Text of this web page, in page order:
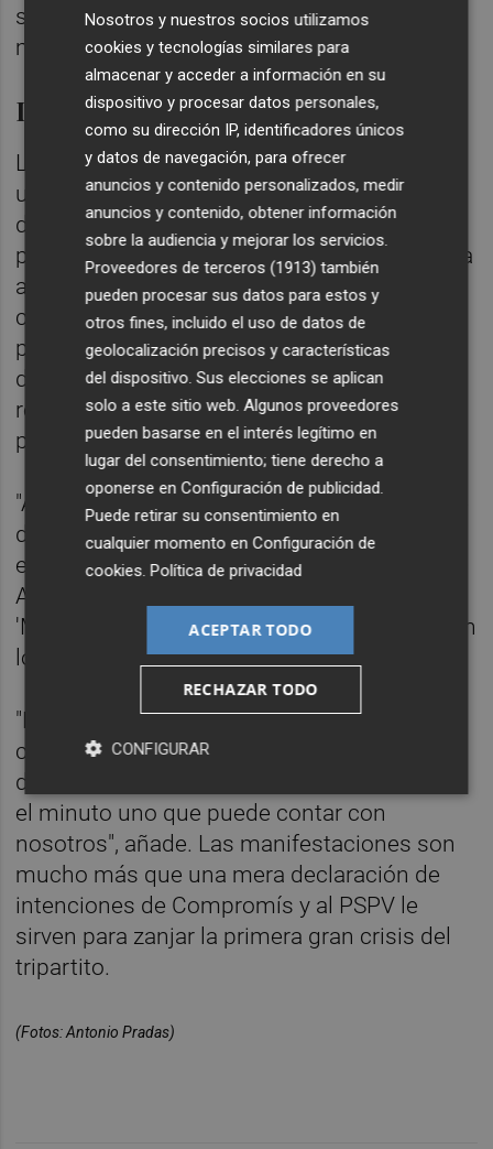
sucederá a partir de ahora. Al menos,
mientras nadie se vuelva a salir del guión.
Declaración de intenciones
Las cuestiones susceptibles de ser
utilizadas por la oposición para dividir y
desgastar al equipo de gobierno serán
previamente debatidas y consensuadas para
aunar criterios. Por ejemplo, la labor de la
concejala de Fiestas,Pilar Escuder
pondrá en entredicho., independientemente
de su planteamiento en el Consell Rector
respecto a la moción del PP y Ciudadanos
para restaurar la Junta de Festes.
"Al final, se apuesta por la gobernabilidad. Se
da solución a una situación que se había
encallado para seguir cumpliendo con el
Acord de Fadrell, que es el congreso
'Magdalener' y la revisión de los estatutos, en
los que se está trabajando", sostiene Garcia.
"Evidentemente, como manifestó mi
compañera,Verònica Ruiz
de Fiestas, el Partido Socialista sabe desde
el minuto uno que puede contar con
nosotros", añade. Las manifestaciones son
mucho más que una mera declaración de
intenciones de Compromís y al PSPV le
sirven para zanjar la primera gran crisis del
tripartito.
(Fotos: Antonio Pradas)
Nosotros y nuestros socios utilizamos
cookies y tecnologías similares para
almacenar y acceder a información en su
dispositivo y procesar datos personales,
como su dirección IP, identificadores únicos
y datos de navegación, para ofrecer
anuncios y contenido personalizados, medir
anuncios y contenido, obtener información
sobre la audiencia y mejorar los servicios.
Proveedores de terceros (1913) también
pueden procesar sus datos para estos y
otros fines, incluido el uso de datos de
geolocalización precisos y características
del dispositivo. Sus elecciones se aplican
solo a este sitio web. Algunos proveedores
pueden basarse en el interés legítimo en
lugar del consentimiento; tiene derecho a
oponerse enConfiguración de publicidad
Puede retirar su consentimiento en
cualquier momento enConfiguración de
cookies .Política de privacidad
ACEPTAR TODO
RECHAZAR TODO
CONFIGURAR